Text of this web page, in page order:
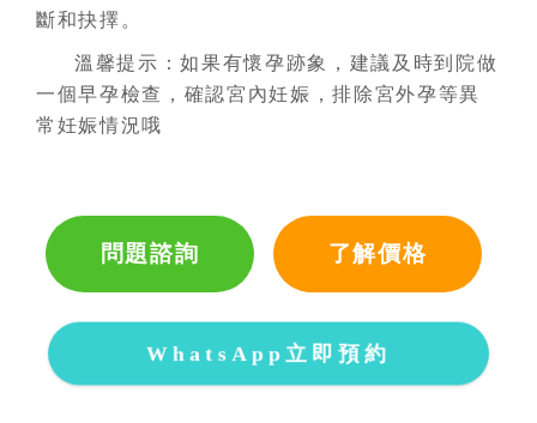
斷和抉擇。
溫馨提示：如果有懷孕跡象，建議及時到院做
一個早孕檢查，確認宮內妊娠，排除宮外孕等異
常妊娠情況哦
問題諮詢 了解價格
WhatsApp立即預約